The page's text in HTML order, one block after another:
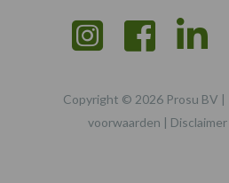
Copyright © 2026 Prosu BV |
voorwaarden | Disclaimer